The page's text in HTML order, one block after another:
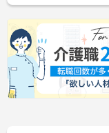
ご興味をお持ちの
トをお伝えします
いませ。